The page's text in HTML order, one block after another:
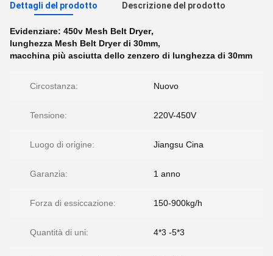
Dettagli del prodotto Descrizione del prodotto
Evidenziare: 450v Mesh Belt Dryer,
lunghezza Mesh Belt Dryer di 30mm,
macchina più asciutta dello zenzero di lunghezza di 30mm
Circostanza: Nuovo
Tensione: 220V-450V
Luogo di origine: Jiangsu Cina
Garanzia: 1 anno
Forza di essiccazione: 150-900kg/h
Quantità di uni: 4*3 -5*3